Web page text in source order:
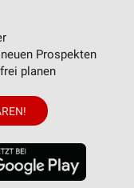
Prospekten
planen